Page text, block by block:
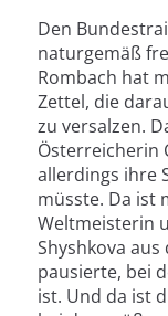
Den
naturgemäß
Rombach hat
Zettel, die
zu versalzen.
Österreicherin
allerdings ihre
müsste. Da ist
Weltmeisterin
Shyshkova
pausierte, bei
ist. Und da ist